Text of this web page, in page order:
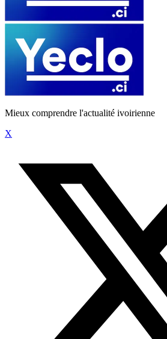
Mieux comprendre l'actualité ivoirienne
X